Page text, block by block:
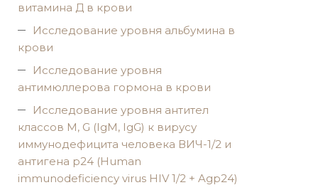
витамина Д в крови
Исследование уровня альбумина в
крови
Исследование уровня
антимюллерова гормона в крови
Исследование уровня антител
классов M, G (IgM, IgG) к вирусу
иммунодефицита человека ВИЧ-1/2 и
антигена p24 (Human
immunodeficiency virus HIV 1/2 + Agp24)